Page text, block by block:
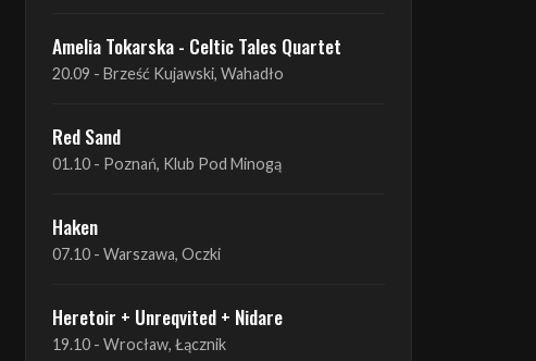
Red Sand
01.10 - Poznań, Klub Pod Minogą
Haken
07.10 - Warszawa, Oczki
Heretoir + Unreqvited + Nidare
19.10 - Wrocław, Łącznik
THE SISTERS OF MERCY
22.10 - Wrocław, A2 - Centrum Koncertowe